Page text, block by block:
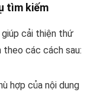
tìm kiếm
giúp cải thiện thứ
các cách sau:
hợp của nội dung